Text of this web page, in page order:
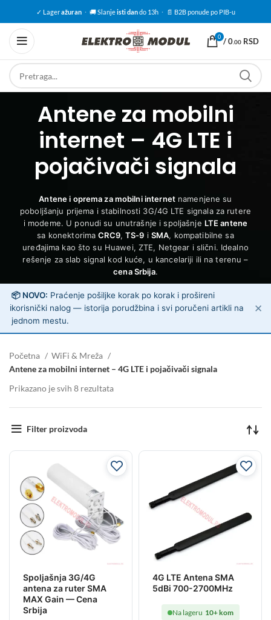
✓ Lageražuran · 🚚 Slanjeisti dando 13h · 📄 B2B ponude po PIB-u
0 /0.00 RSD
Antene za mobilni
internet – 4G LTE i
pojačivači signala
Antene i oprema za mobilni internetnamenjene su
poboljšanju prijema i stabilnosti 3G/4G LTE signala za rutere
i modeme. U ponudi su unutrašnje i spoljašnje LTE antene
sa konektorimaCRC9,TS-9 iSMA, kompatibilne sa
uređajima kao što su Huawei, ZTE, Netgear i slični. Idealno
rešenje za slab signal kod kuće, u kancelariji ili na terenu –
cena Srbija.
ℹ️
📦 NOVO: Praćenje pošiljke korak po korak i prošireni
korisnički nalog — istorija porudžbina i svi poručeni artikli na
jednom mestu.
✕
Početna
WiFi & Mreža
Antene za mobilni internet – 4G LTE i pojačivači signala
Prikazano je svih 8 rezultata
Filter proizvoda
Spoljašnja 3G/4G
antena za ruter SMA
MAX Gain — Cena
Srbija
4G LTE Antena SMA
5dBi 700-2700MHz
Na lageru 10+ kom